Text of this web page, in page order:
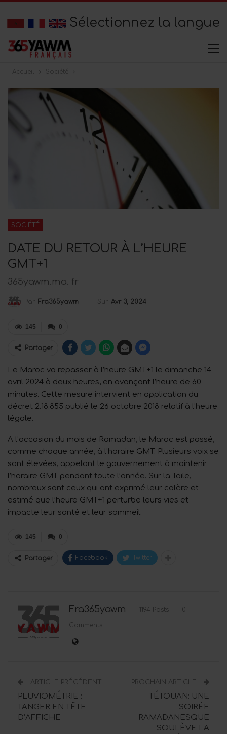
Sélectionnez la langue
Accueil Société
SOCIÉTÉ
DATE DU RETOUR À L’HEURE
GMT+1
365yawm.ma. fr
Par Fra365yawm Sur Avr 3, 2024
0
145
Partager
Le Maroc va repasser à l’heure GMT+1 le dimanche 14
avril 2024 à deux heures, en avançant l’heure de 60
minutes. Cette mesure intervient en application du
décret 2.18.855 publié le 26 octobre 2018 relatif à l’heure
légale.
A l’occasion du mois de Ramadan, le Maroc est passé,
comme chaque année, à l’horaire GMT. Plusieurs voix se
sont élevées, appelant le gouvernement à maintenir
l’horaire GMT pendant toute l’année. Sur la Toile,
nombreux sont ceux qui ont exprimé leur colère et
estimé que l’heure GMT+1 perturbe leurs vies et
impacte leur santé et leur sommeil.
0
145
Partager Facebook Twitter
Fra365yawm 1194 Posts 0
Comments
ARTICLE PRÉCÉDENT
PLUVIOMÉTRIE :
TANGER EN TÊTE
D’AFFICHE
PROCHAIN ARTICLE
TÉTOUAN: UNE
SOIRÉE
RAMADANESQUE
SOULÈVE LA